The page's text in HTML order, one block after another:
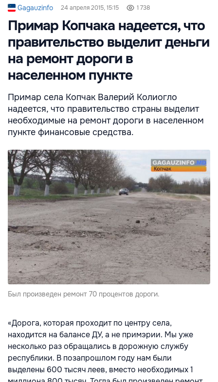
Gagauzinfo 24 апреля 2015, 15:15 1 738
Примар Копчака надеется, что
правительство выделит деньги
на ремонт дороги в
населенном пункте
Примар села Копчак Валерий Колиогло
надеется, что правительство страны выделит
необходимые на ремонт дороги в населенном
пункте финансовые средства.
Был произведен ремонт 70 процентов дороги.
«Дорога, которая проходит по центру села,
находится на балансе ДУ, а не примэрии. Мы уже
несколько раз обращались в дорожную службу
республики. В позапрошлом году нам были
выделены 600 тысяч леев, вместо необходимых 1